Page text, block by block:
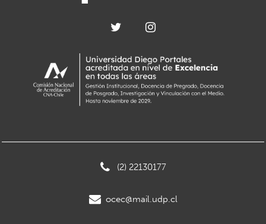
(2) 22130177
ocec@mail.udp.cl